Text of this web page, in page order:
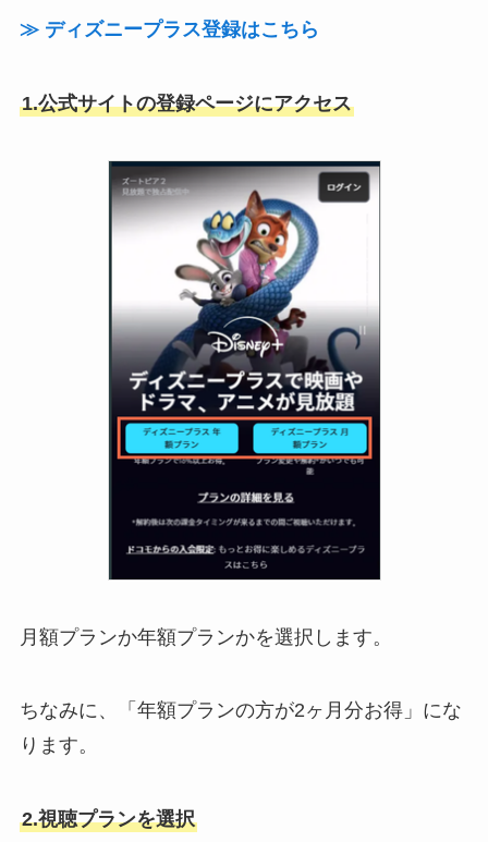
≫ ディズニープラス登録はこちら
1.公式サイトの登録ページにアクセス
月額プランか年額プランかを選択します。
ちなみに、「年額プランの方が2ヶ月分お得」にな
ります。
2.視聴プランを選択